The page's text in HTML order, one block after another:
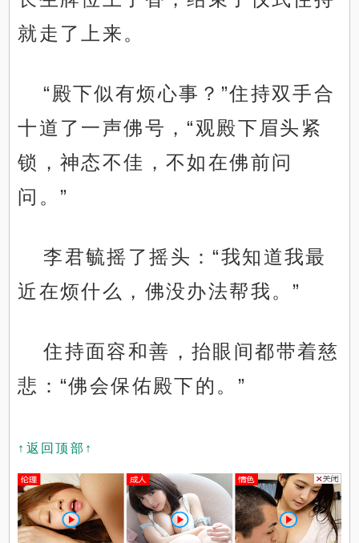
就走了上来。
“殿下似有烦心事？”住持双手合
十道了一声佛号，“观殿下眉头紧
锁，神态不佳，不如在佛前问
问。”
李君毓摇了摇头：“我知道我最
近在烦什么，佛没办法帮我。”
住持面容和善，抬眼间都带着慈
悲：“佛会保佑殿下的。”
↑返回顶部↑